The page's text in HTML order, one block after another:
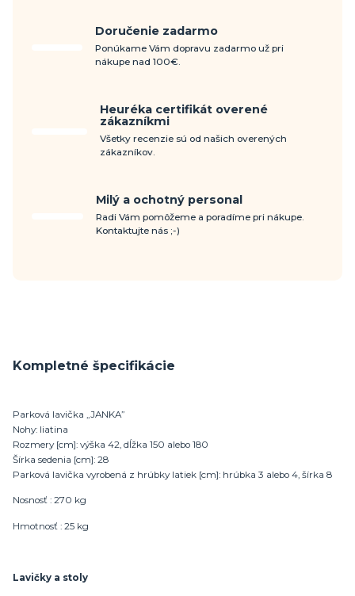
Doručenie zadarmo
Ponúkame Vám dopravu zadarmo už pri
nákupe nad 100€.
Heuréka certifikát overené
zákazníkmi
Všetky recenzie sú od našich overených
zákazníkov.
Milý a ochotný personal
Radi Vám pomôžeme a poradíme pri nákupe.
Kontaktujte nás ;-)
Kompletné špecifikácie
Parková lavička „JANKA”
Nohy: liatina
Rozmery [cm]: výška 42, dĺžka 150 alebo 180
Šírka sedenia [cm]: 28
Parková lavička vyrobená z hrúbky latiek [cm]: hrúbka 3 alebo 4, šírka 8
Nosnosť : 270 kg
Hmotnosť : 25 kg
Lavičky a stoly